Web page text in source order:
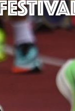
大阪